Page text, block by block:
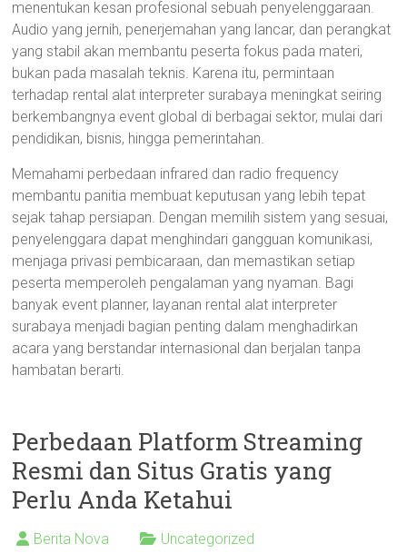
menentukan kesan profesional sebuah penyelenggaraan.
Audio yang jernih, penerjemahan yang lancar, dan perangkat
yang stabil akan membantu peserta fokus pada materi,
bukan pada masalah teknis. Karena itu, permintaan
terhadap rental alat interpreter surabaya meningkat seiring
berkembangnya event global di berbagai sektor, mulai dari
pendidikan, bisnis, hingga pemerintahan.
Memahami perbedaan infrared dan radio frequency
membantu panitia membuat keputusan yang lebih tepat
sejak tahap persiapan. Dengan memilih sistem yang sesuai,
penyelenggara dapat menghindari gangguan komunikasi,
menjaga privasi pembicaraan, dan memastikan setiap
peserta memperoleh pengalaman yang nyaman. Bagi
banyak event planner, layanan rental alat interpreter
surabaya menjadi bagian penting dalam menghadirkan
acara yang berstandar internasional dan berjalan tanpa
hambatan berarti.
Perbedaan Platform Streaming
Resmi dan Situs Gratis yang
Perlu Anda Ketahui
Berita Nova Uncategorized